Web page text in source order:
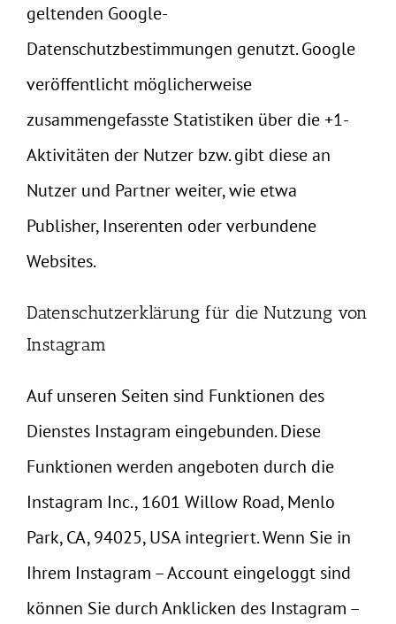
geltenden Google-
Datenschutzbestimmungen genutzt. Google
veröffentlicht möglicherweise
zusammengefasste Statistiken über die +1-
Aktivitäten der Nutzer bzw. gibt diese an
Nutzer und Partner weiter, wie etwa
Publisher, Inserenten oder verbundene
Websites.
Datenschutzerklärung für die Nutzung von
Instagram
Auf unseren Seiten sind Funktionen des
Dienstes Instagram eingebunden. Diese
Funktionen werden angeboten durch die
Instagram Inc., 1601 Willow Road, Menlo
Park, CA, 94025, USA integriert. Wenn Sie in
Ihrem Instagram – Account eingeloggt sind
können Sie durch Anklicken des Instagram –